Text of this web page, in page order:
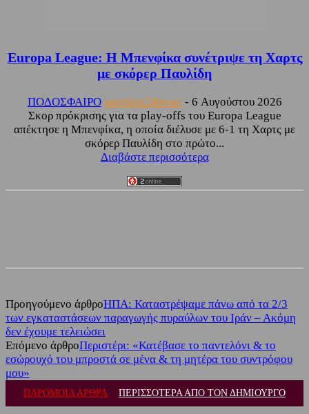
Europa League: Η Μπενφίκα συνέτριψε τη Χαρτς
με σκόρερ Παυλίδη
ΠΟΔΟΣΦΑΙΡΟ sporting24news - 6 Αυγούστου 2026
Σκορ πρόκρισης για τα play-offs του Europa League
απέκτησε η Μπενφίκα, η οποία διέλυσε με 6-1 τη Χαρτς με
σκόρερ Παυλίδη στο πρώτο...
Διαβάστε περισσότερα
Προηγούμενο άρθροΗΠΑ: Καταστρέψαμε πάνω από τα 2/3
των εγκαταστάσεων παραγωγής πυραύλων του Ιράν – Ακόμη
δεν έχουμε τελειώσει
Επόμενο άρθροΠεριστέρι: «Κατέβασε το παντελόνι & το
εσώρουχό του μπροστά σε μένα & τη μητέρα του συντρόφου
μου»
ΠΑΡΟΜΟΙΑ ΑΡΘΡΑ ΠΕΡΙΣΣΟΤΕΡΑ ΑΠΟ ΤΟΝ ΔΗΜΙΟΥΡΓΟ